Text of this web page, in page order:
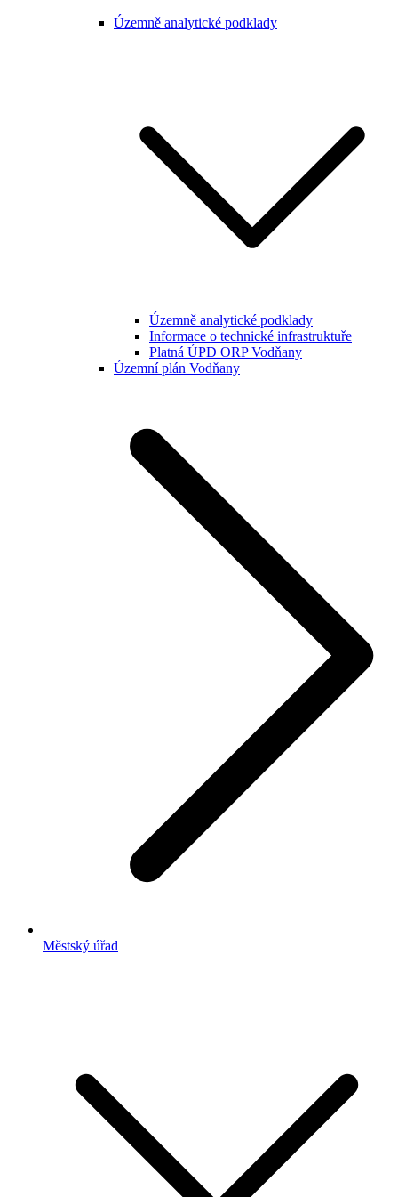
Územně analytické podklady
Územně analytické podklady
Informace o technické infrastruktuře
Platná ÚPD ORP Vodňany
Územní plán Vodňany
Městský úřad